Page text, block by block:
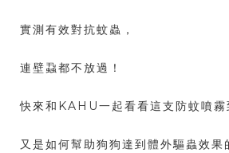
實測有效對抗蚊蟲，
連壁蝨都不放過！
快來和KAHU一起看看這支防蚊噴霧
又是如何幫助狗狗達到體外驅蟲效果